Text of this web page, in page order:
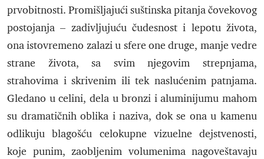
prvobitnosti. Promišljajući suštinska pitanja čovekovog
postojanja – zadivljujuću čudesnost i lepotu života,
ona istovremeno zalazi u sfere one druge, manje vedre
strane života, sa svim njegovim strepnjama,
strahovima i skrivenim ili tek naslućenim patnjama.
Gledano u celini, dela u bronzi i aluminijumu mahom
su dramatičnih oblika i naziva, dok se ona u kamenu
odlikuju blagošću celokupne vizuelne dejstvenosti,
koje punim, zaobljenim volumenima nagoveštavaju